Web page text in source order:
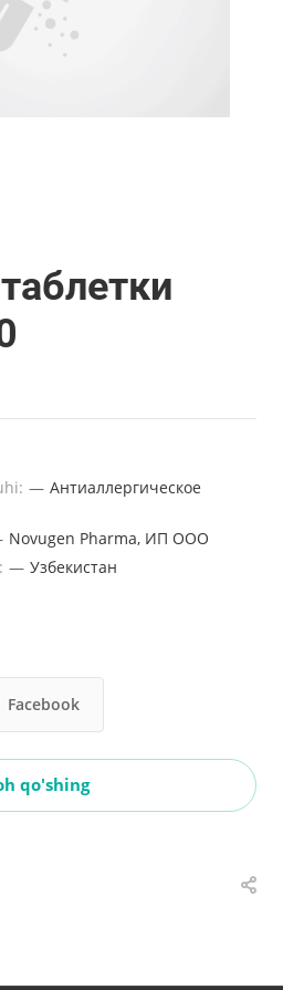
— Антиаллергическое
Novugen Pharma, ИП ООО
— Узбекистан
Facebook
qo'shing